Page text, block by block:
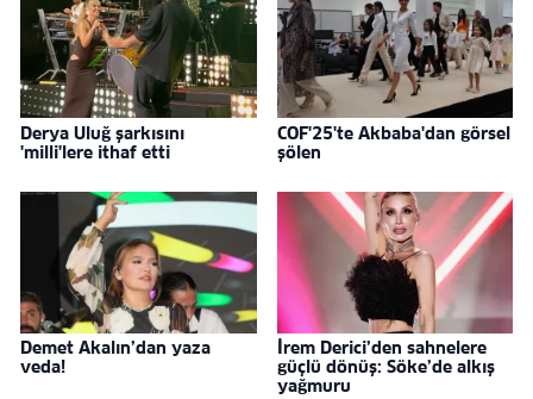
Derya Uluğ şarkısını
'milli'lere ithaf etti
COF'25'te Akbaba'dan görsel
şölen
Demet Akalın’dan yaza
veda!
İrem Derici’den sahnelere
güçlü dönüş: Söke’de alkış
yağmuru